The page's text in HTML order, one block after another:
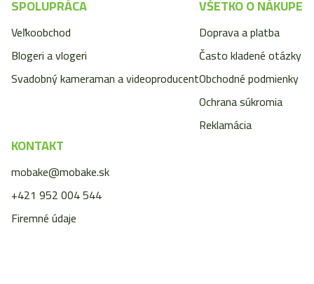
SPOLUPRÁCA
Veľkoobchod
Blogeri a vlogeri
Svadobný kameraman a videoproducent
VŠETKO O NÁKUPE
Doprava a platba
Často kladené otázky
Obchodné podmienky
Ochrana súkromia
Reklamácia
KONTAKT
mobake@mobake.sk
+421 952 004 544
Firemné údaje